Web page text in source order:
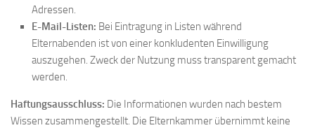
Adressen.
E-Mail-Listen: Bei Eintragung in Listen während
Elternabenden ist von einer konkludenten Einwilligung
auszugehen. Zweck der Nutzung muss transparent gemacht
werden.
Haftungsausschluss: Die Informationen wurden nach bestem
Wissen zusammengestellt. Die Elternkammer übernimmt keine